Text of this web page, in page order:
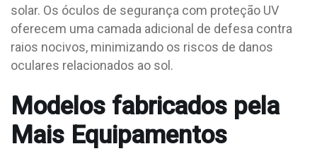
solar. Os óculos de segurança com proteção UV
oferecem uma camada adicional de defesa contra
raios nocivos, minimizando os riscos de danos
oculares relacionados ao sol.
Modelos fabricados pela
Mais Equipamentos